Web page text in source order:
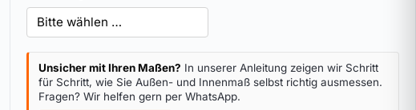
Unsicher mit Ihren Maßen? In unserer Anleitung zeigen wir Schritt
für Schritt, wie Sie Außen- und Innenmaß selbst richtig ausmessen.
Fragen? Wir helfen gern per WhatsApp.